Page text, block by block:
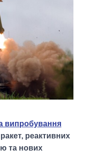
випробування
реактивних
та нових